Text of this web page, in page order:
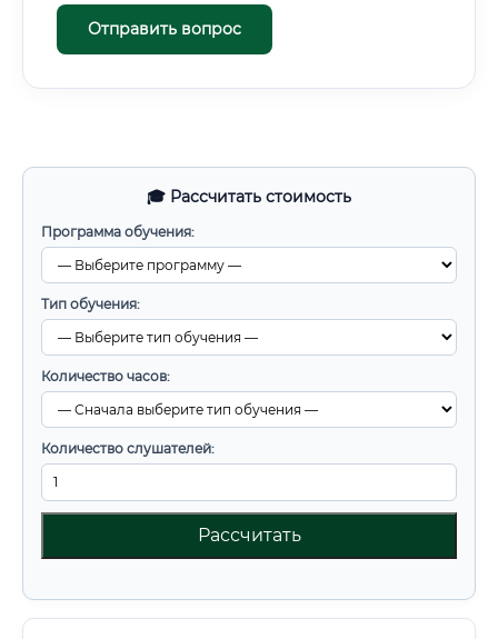
🎓 Рассчитать стоимость
Программа обучения:
Тип обучения:
Количество часов:
Количество слушателей:
Рассчитать
Отправить вопрос